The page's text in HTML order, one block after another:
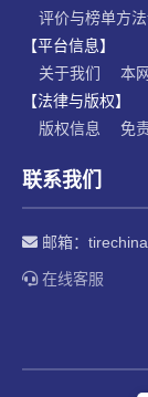
评价与榜单方
【平台信息】
关于我们
本
【法律与版权】
版权信息
免
联系我们
邮箱：
在线客服